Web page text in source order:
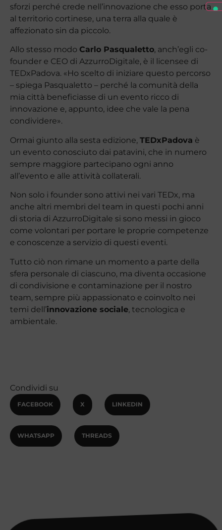
sforzi perché crede nell’innovazione che esso porta
al territorio cortinese, una terra alla quale è
affezionato sin da piccolo.
Allo stesso modo Carlo Pasqualetto, anch’egli co-
founder e CEO di AzzurroDigitale, è il licensee di
TEDxPadova. «Ho scelto di iniziare questo percorso
– spiega Pasqualetto – perché la comunità della
mia città beneficiasse di un evento ricco di
innovazione e, appunto, idee che vale la pena
condividere».
Ormai giunto alla sesta edizione, TEDxPadova è
un evento conosciuto dai patavini, che in numero
sempre maggiore partecipano ogni anno
all’evento e alle attività collaterali.
Non solo i founder sono attivi nei vari TEDx, ma
anche altri membri del team in questi pochi anni
di storia di AzzurroDigitale si sono messi in gioco
come volontari per portare le proprie competenze
e conoscenze a servizio di questi eventi.
Tutto ciò non rimane un momento a parte della
sfera personale di ciascuno, ma diventa occasione
di condivisione e contaminazione per il nostro
team, sempre più appassionato e coinvolto nei
temi dell’innovazione sociale, tecnologica e
ambientale.
Condividi su
FACEBOOK X LINKEDIN
WHATSAPP THREADS